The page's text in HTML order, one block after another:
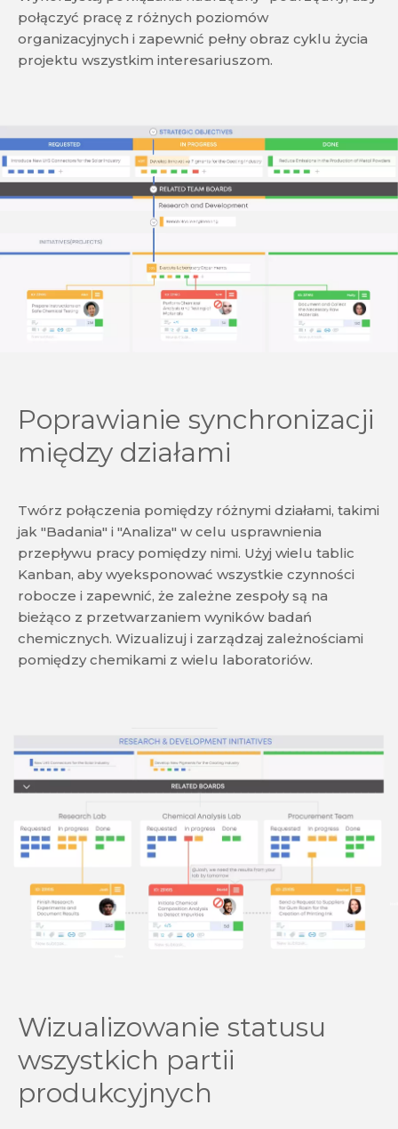
połączyć pracę z różnych poziomów
organizacyjnych i zapewnić pełny obraz cyklu życia
projektu wszystkim interesariuszom.
Poprawianie synchronizacji
między działami
Twórz połączenia pomiędzy różnymi działami, takimi
jak "Badania" i "Analiza" w celu usprawnienia
przepływu pracy pomiędzy nimi. Użyj wielu tablic
Kanban, aby wyeksponować wszystkie czynności
robocze i zapewnić, że zależne zespoły są na
bieżąco z przetwarzaniem wyników badań
chemicznych. Wizualizuj i zarządzaj zależnościami
pomiędzy chemikami z wielu laboratoriów.
Wizualizowanie statusu
wszystkich partii
produkcyjnych